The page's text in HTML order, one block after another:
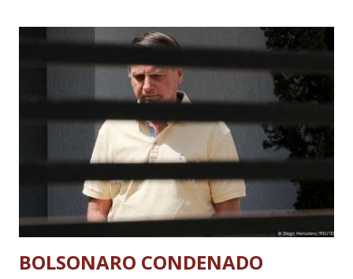
BOLSONARO CONDENADO